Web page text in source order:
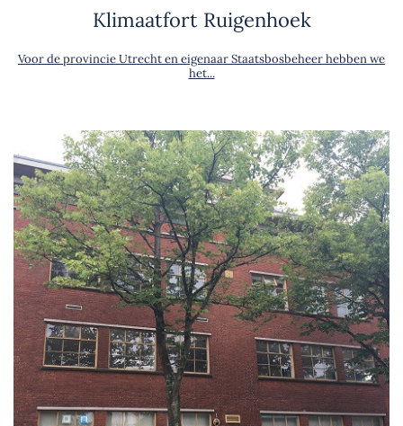
Klimaatfort Ruigenhoek
Voor de provincie Utrecht en eigenaar Staatsbosbeheer hebben we
het...